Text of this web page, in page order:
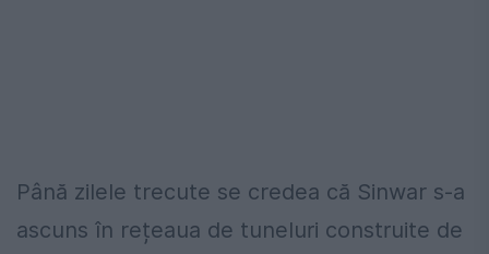
Până zilele trecute se credea că Sinwar s-a
ascuns în rețeaua de tuneluri construite de